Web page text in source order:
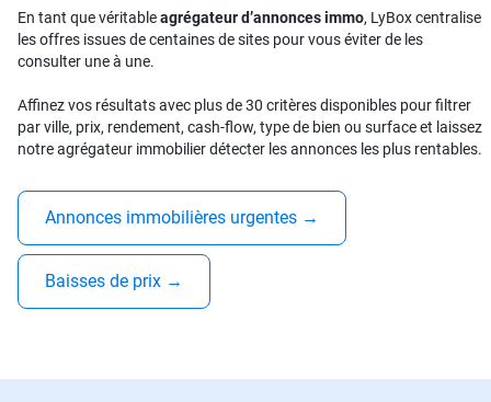
En tant que véritableagrégateur d’annonces immo, LyBox centralise
les offres issues de centaines de sites pour vous éviter de les
consulter une à une.
Affinez vos résultats avec plus de 30 critères disponibles pour filtrer
par ville, prix, rendement, cash-flow, type de bien ou surface et laissez
notre agrégateur immobilier détecter les annonces les plus rentables.
Annonces immobilières urgentes →
Baisses de prix →